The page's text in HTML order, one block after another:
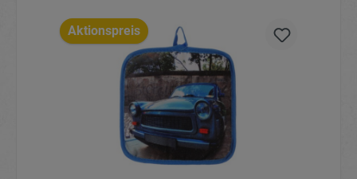
Aktionspreis